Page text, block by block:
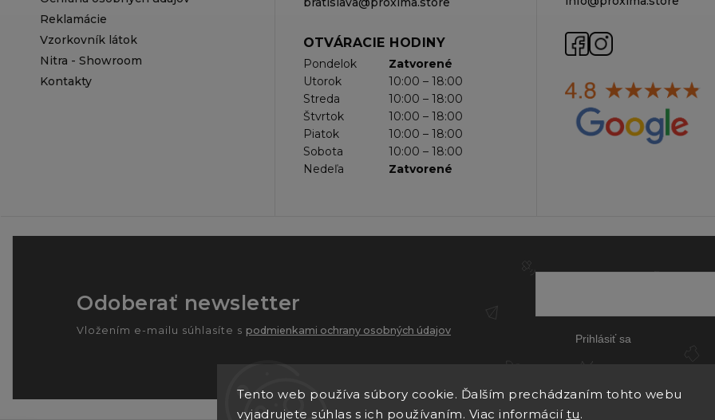
Tento web používa súbory cookie. Ďalším prechádzaním tohto webu
vyjadrujete súhlas s ich používaním. Viac informácií tu.
Reklamácie
Vzorkovník látok
Nitra - Showroom
Kontakty
OTVÁRACIE HODINY
Pondelok
Zatvorené
Utorok
10:00 – 18:00
Streda
10:00 – 18:00
Štvrtok
10:00 – 18:00
Piatok
10:00 – 18:00
Sobota
10:00 – 18:00
Nedeľa
Zatvorené
Odoberať newsletter
Vložením e-mailu súhlasíte s podmienkami ochrany osobných údajov
Prihlásiť sa